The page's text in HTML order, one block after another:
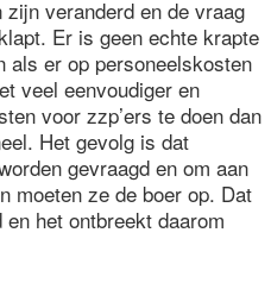
veranderd en de vraag
Er is geen echte krapte
als er op personeelskosten
veel eenvoudiger en
voor zzp’ers te doen dan
Het gevolg is dat
gevraagd en om aan
moeten ze de boer op. Dat
het ontbreekt daarom